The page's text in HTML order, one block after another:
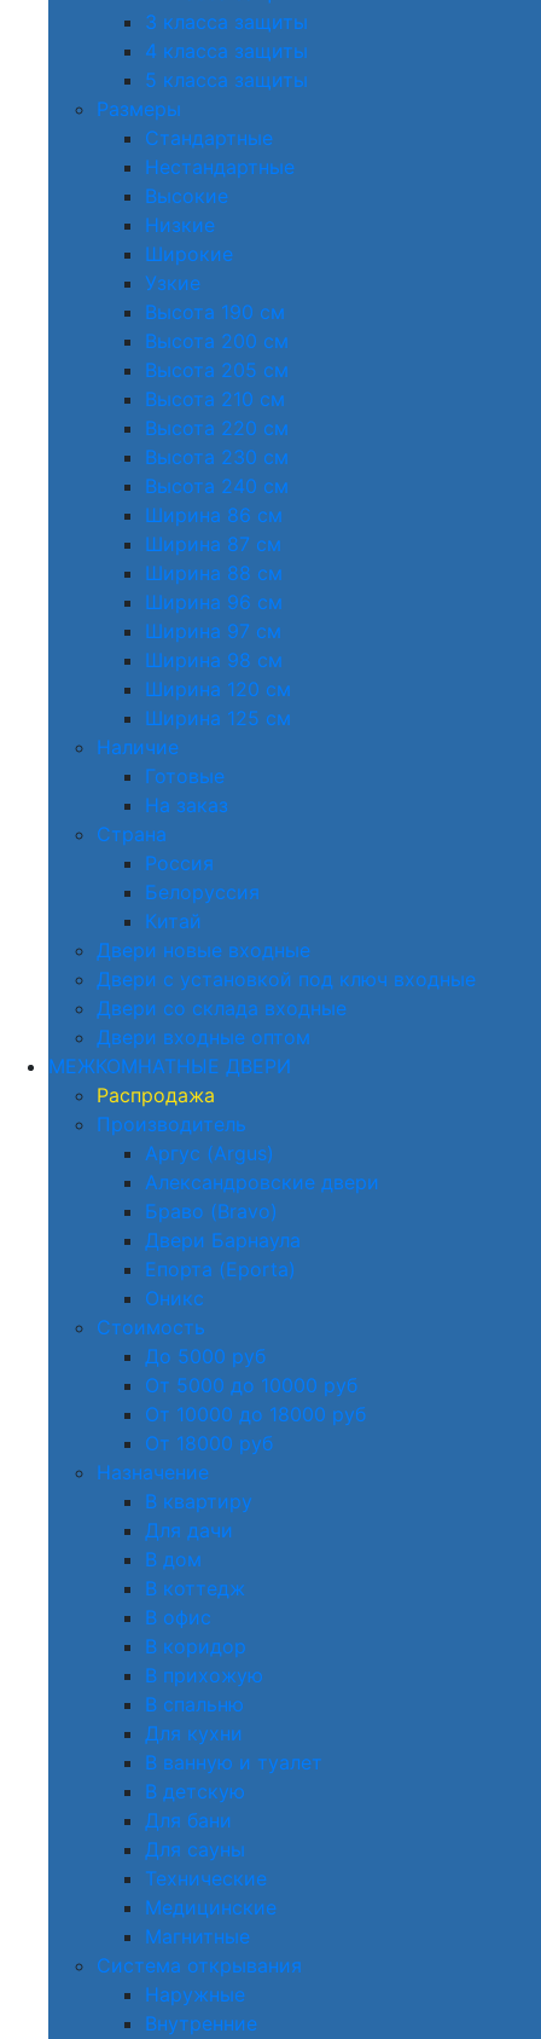
3 класса защиты
4 класса защиты
5 класса защиты
Размеры
Стандартные
Нестандартные
Высокие
Низкие
Широкие
Узкие
Высота 190 см
Высота 200 см
Высота 205 см
Высота 210 см
Высота 220 см
Высота 230 см
Высота 240 см
Ширина 86 см
Ширина 87 см
Ширина 88 см
Ширина 96 см
Ширина 97 см
Ширина 98 см
Ширина 120 см
Ширина 125 см
Наличие
Готовые
На заказ
Страна
Россия
Белоруссия
Китай
Двери новые входные
Двери с установкой под ключ входные
Двери со склада входные
Двери входные оптом
МЕЖКОМНАТНЫЕ ДВЕРИ
Распродажа
Производитель
Аргус (Argus)
Александровские двери
Браво (Bravo)
Двери Барнаула
Епорта (Eporta)
Оникс
Стоимость
До 5000 руб
От 5000 до 10000 руб
От 10000 до 18000 руб
От 18000 руб
Назначение
В квартиру
Для дачи
В дом
В коттедж
В офис
В коридор
В прихожую
В спальню
Для кухни
В ванную и туалет
В детскую
Для бани
Для сауны
Технические
Медицинские
Магнитные
Система открывания
Наружные
Внутренние